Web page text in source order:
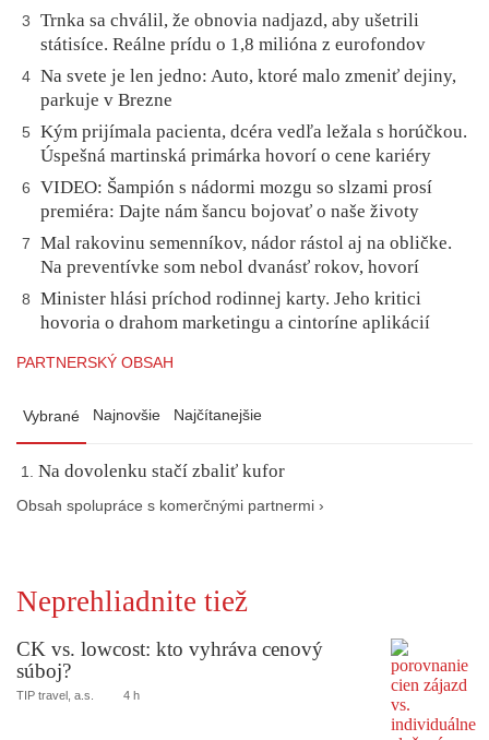
3
Trnka sa chválil, že obnovia nadjazd, aby ušetrili
státisíce. Reálne prídu o 1,8 milióna z eurofondov
4 Na svete je len jedno: Auto, ktoré malo zmeniť dejiny,
parkuje v Brezne
5
Kým prijímala pacienta, dcéra vedľa ležala s horúčkou.
Úspešná martinská primárka hovorí o cene kariéry
6
VIDEO: Šampión s nádormi mozgu so slzami prosí
premiéra: Dajte nám šancu bojovať o naše životy
7
Mal rakovinu semenníkov, nádor rástol aj na obličke.
Na preventívke som nebol dvanásť rokov, hovorí
8
Minister hlási príchod rodinnej karty. Jeho kritici
hovoria o drahom marketingu a cintoríne aplikácií
PARTNERSKÝ OBSAH
Vybrané Najnovšie Najčítanejšie
Na dovolenku stačí zbaliť kufor
Obsah spolupráce s komerčnými partnermi ›
Neprehliadnite tiež
CK vs. lowcost: kto vyhráva cenový
súboj?
TIP travel, a.s. 4 h